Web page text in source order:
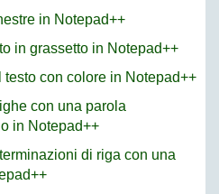
in Notepad++
in grassetto in Notepad++
con colore in Notepad++
con una parola
in Notepad++
di riga con una